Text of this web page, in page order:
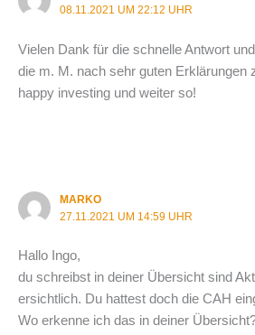
08.11.2021 UM 22:12 UHR
Vielen Dank für die schnelle Antwort
die m. M. nach sehr guten Erklärungen
happy investing und weiter so!
MARKO
27.11.2021 UM 14:59 UHR
Hallo Ingo,
du schreibst in deiner Übersicht sind
ersichtlich. Du hattest doch die CAH
Wo erkenne ich das in deiner